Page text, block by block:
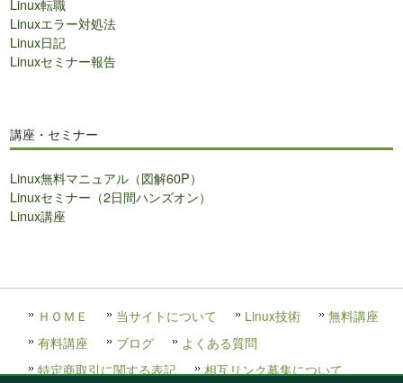
Linuxエラー対処法
Linux日記
Linuxセミナー報告
講座・セミナー
Linux無料マニュアル（図解60P）
Linuxセミナー（2日間ハンズオン）
Linux講座
ＨＯＭＥ 当サイトについて Linux技術
無料講座
有料講座
ブログ
よくある質問
特定商取引に関する表記
相互リンク募集について